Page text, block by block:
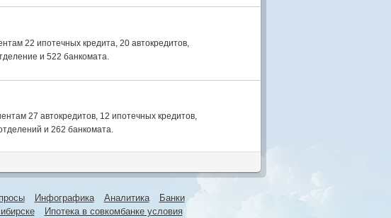
22 ипотечных кредита, 20 автокредитов,
и 522 банкомата.
27 автокредитов, 12 ипотечных кредитов,
и 262 банкомата.
Инфографика Аналитика
Банки
Ипотека в совкомбанке условия